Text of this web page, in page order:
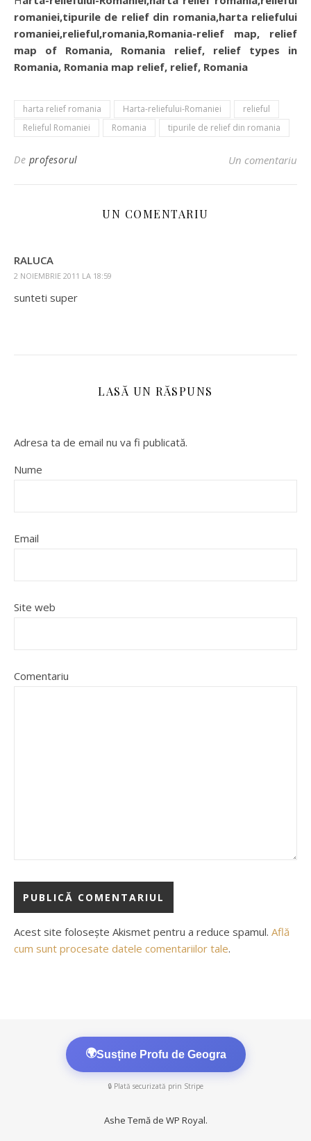
romaniei,tipurile de relief din romania,harta reliefului
romaniei,relieful,romania,Romania-relief map, relief
map of Romania, Romania relief, relief types in
Romania, Romania map relief, relief, Romania
harta relief romania Harta-reliefului-Romaniei
relieful
Relieful Romaniei
Romania tipurile de relief din romania
De profesorul Un comentariu
UN COMENTARIU
RALUCA
2 NOIEMBRIE 2011 LA 18:59
sunteti super
LASĂ UN RĂSPUNS
Adresa ta de email nu va fi publicată.
Nume
Email
Site web
Comentariu
Acest site folosește Akismet pentru a reduce spamul. Află
cum sunt procesate datele comentariilor tale.
🌍Susține Profu de Geogra
🔒 Plată securizată prin Stripe
Ashe Temă de WP Royal.